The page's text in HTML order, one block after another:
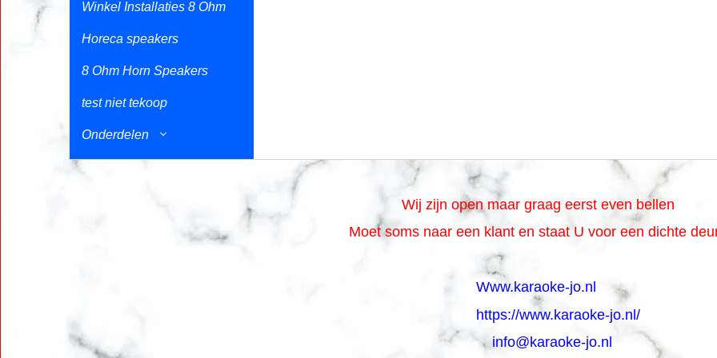
Winkel Installaties 8 Ohm
Horeca speakers
8 Ohm Horn Speakers
test niet tekoop
Onderdelen
Wij zijn open maar graag eerst even bellen
Moet soms naar een klant en staat U voor een dichte
Www.karaoke-jo.nl
https://www.karaoke-jo.nl/
info@karaoke-jo.nl